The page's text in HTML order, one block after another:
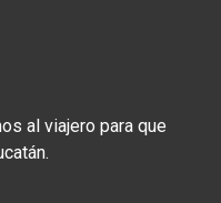
al viajero para que